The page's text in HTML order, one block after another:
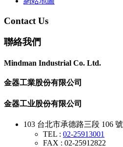
Contact Us
聯絡我們
Mindman Industrial Co. Ltd.
金器工業股份有限公司
金器工业股份有限公司
103 台北市承德路三段 106 號
TEL : 02-25913001
FAX : 02-25912822